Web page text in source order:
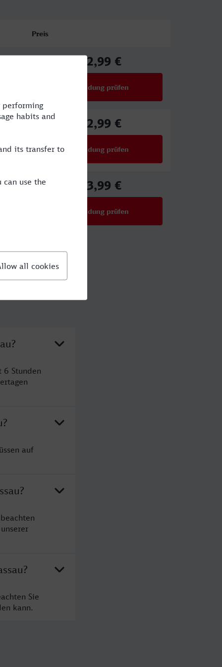
Preis
52,99 €
Verbindung prüfen
52,99 €
Verbindung prüfen
63,99 €
Verbindung prüfen
6 Stunden
auf
Sie
kann.